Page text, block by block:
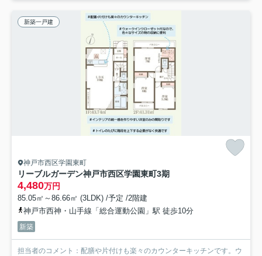
新築一戸建
神戸市西区学園東町
リーブルガーデン神戸市西区学園東町3期
4,480万円
85.05㎡～86.66㎡ (3LDK) /予定 /2階建
神戸市西神・山手線「総合運動公園」駅 徒歩10分
新築
担当者のコメント：配膳や片付けも楽々のカウンターキッチンです。ウ